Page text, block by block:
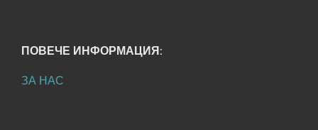
ПОВЕЧЕ ИНФОРМАЦИЯ:
ЗА НАС